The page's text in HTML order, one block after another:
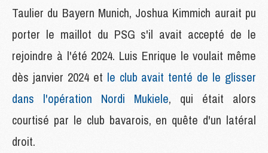
Taulier du Bayern Munich, Joshua Kimmich aurait pu
porter le maillot du PSG s'il avait accepté de le
rejoindre à l'été 2024. Luis Enrique le voulait même
dès janvier 2024 et le club avait tenté de le glisser
dans l'opération Nordi Mukiele, qui était alors
courtisé par le club bavarois, en quête d'un latéral
droit.